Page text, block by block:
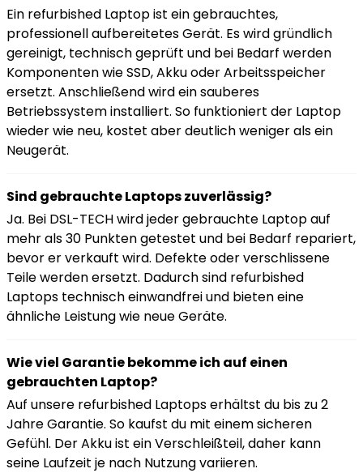
Ein refurbished Laptop ist ein gebrauchtes,
professionell aufbereitetes Gerät. Es wird gründlich
gereinigt, technisch geprüft und bei Bedarf werden
Komponenten wie SSD, Akku oder Arbeitsspeicher
ersetzt. Anschließend wird ein sauberes
Betriebssystem installiert. So funktioniert der Laptop
wieder wie neu, kostet aber deutlich weniger als ein
Neugerät.
Sind gebrauchte Laptops zuverlässig?
Ja. Bei DSL-TECH wird jeder gebrauchte Laptop auf
mehr als 30 Punkten getestet und bei Bedarf repariert,
bevor er verkauft wird. Defekte oder verschlissene
Teile werden ersetzt. Dadurch sind refurbished
Laptops technisch einwandfrei und bieten eine
ähnliche Leistung wie neue Geräte.
Wie viel Garantie bekomme ich auf einen
gebrauchten Laptop?
Auf unsere refurbished Laptops erhältst du bis zu 2
Jahre Garantie. So kaufst du mit einem sicheren
Gefühl. Der Akku ist ein Verschleißteil, daher kann
seine Laufzeit je nach Nutzung variieren.